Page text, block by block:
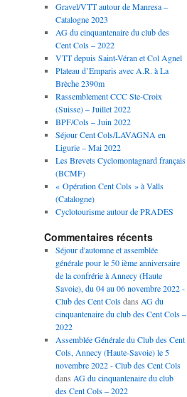
Gravel/VTT autour de Manresa –
Catalogne 2023
AG du cinquantenaire du club des
Cent Cols – 2022
VTT depuis Saint-Véran et Col Agnel
Plateau d’Emparis avec A.R. à La
Brèche 2390m
Rassemblement CCC Ste-Croix
(Suisse) – Juillet 2022
BPF/Cols – Juin 2022
Séjour Cent Cols/LAVAGNA en
Ligurie – Mai 2022
Les Brevets Cyclomontagnard français
(BCMF)
« Opération Cent Cols » à Valls
(Catalogne)
Cyclotourisme autour de PRADES
Commentaires récents
Séjour d'automne et assemblée
générale pour le 50 ième anniversaire
de la confrérie à Annecy (Haute
Savoie), du 04 au 06 novembre 2022 -
Club des Cent Colsdans AG du
cinquantenaire du club des Cent Cols –
2022
Assemblée Générale du Club des Cent
Cols, Annecy (Haute-Savoie) le 5
novembre 2022 - Club des Cent Cols
dans AG du cinquantenaire du club
des Cent Cols – 2022